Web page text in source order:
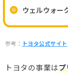
ウェルウォー
参考： トヨタ公式サイト
トヨタの事業は